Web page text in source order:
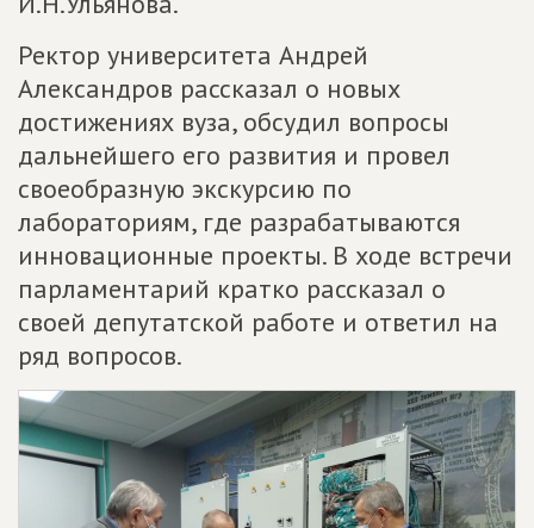
Ректор университета Андрей
Александров рассказал о новых
достижениях вуза, обсудил вопросы
дальнейшего его развития и провел
своеобразную экскурсию по
лабораториям, где разрабатываются
инновационные проекты. В ходе встречи
парламентарий кратко рассказал о
своей депутатской работе и ответил на
ряд вопросов.